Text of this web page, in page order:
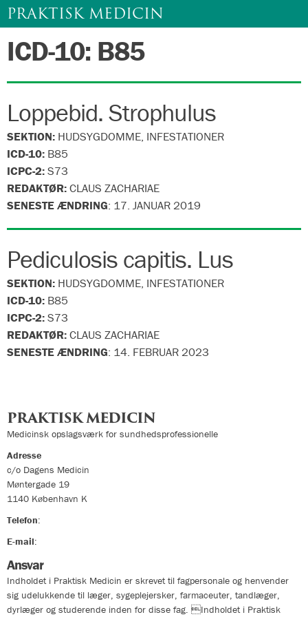
Gå
PRAKTISK MEDICIN
ICD-10: B85
Loppebid. Strophulus
SEKTION: HUDSYGDOMME, INFESTATIONER
ICD-10: B85
ICPC-2:S73
REDAKTØR:CLAUS ZACHARIAE
SENESTE ÆNDRING: 17. JANUAR 2019
Pediculosis capitis. Lus
SEKTION: HUDSYGDOMME, INFESTATIONER
ICD-10: B85
ICPC-2:S73
REDAKTØR:CLAUS ZACHARIAE
SENESTE ÆNDRING: 14. FEBRUAR 2023
PRAKTISK MEDICIN
Medicinsk opslagsværk for sundhedsprofessionelle
Adresse
c/o Dagens Medicin
Møntergade 19
1140 København K
Telefon:
E-mail:
Ansvar
Indholdet i Praktisk Medicin er skrevet til fagpersonale og henvender
sig udelukkende til læger, sygeplejersker, farmaceuter, tandlæger,
dyrlæger og studerende inden for disse fag. Indholdet i Praktisk